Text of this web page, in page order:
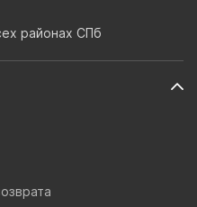
районах СПб